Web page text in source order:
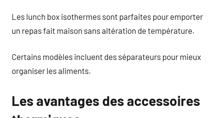
Les lunch box isothermes sont parfaites pour emporter
un repas fait maison sans altération de température.
Certains modèles incluent des séparateurs pour mieux
organiser les aliments.
Les avantages des accessoires